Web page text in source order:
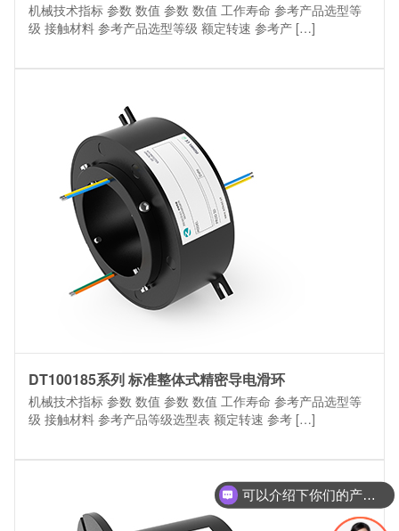
机械技术指标 参数 数值 参数 数值 工作寿命 参考产品选型等
级 接触材料 参考产品选型等级 额定转速 参考产 […]
DT100185系列 标准整体式精密导电滑环
机械技术指标 参数 数值 参数 数值 工作寿命 参考产品选型等
级 接触材料 参考产品等级选型表 额定转速 参考 […]
可以介绍下你们的产品么
你们是怎么收费的呢